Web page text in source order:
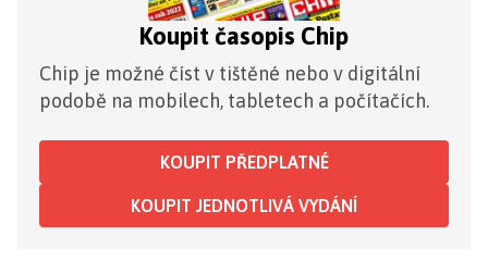
Koupit časopis Chip
Chip je možné číst v tištěné nebo v digitální
podobě na mobilech, tabletech a počítačích.
KOUPIT PŘEDPLATNÉ
KOUPIT JEDNOTLIVÁ VYDÁNÍ